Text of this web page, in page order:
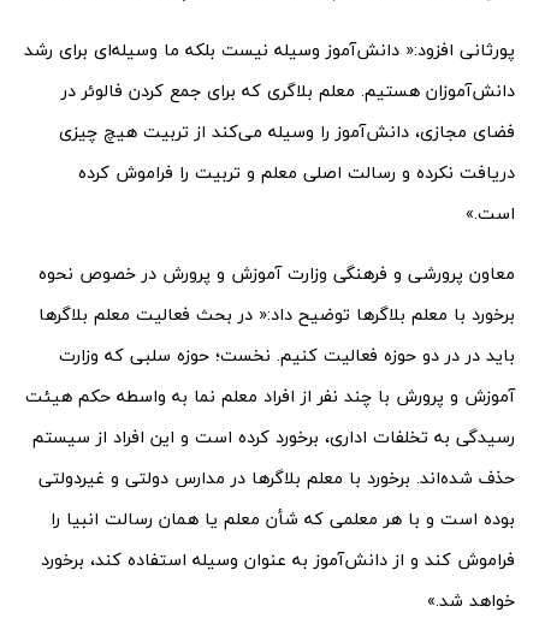
پورثانی افزود:« دانش‌آموز وسیله نیست بلکه ما وسیله‌ای برای رشد
دانش‌آموزان هستیم. معلم بلاگری که برای جمع کردن فالوئر در
فضای مجازی، دانش‌آموز را وسیله می‌کند از تربیت هیچ چیزی
دریافت نکرده و رسالت اصلی معلم و تربیت را فراموش کرده
است.»
معاون پرورشی و فرهنگی وزارت آموزش و پرورش در خصوص نحوه
برخورد با معلم بلاگرها توضیح داد:« در بحث فعالیت معلم بلاگرها
باید در در دو حوزه فعالیت کنیم. نخست؛ حوزه سلبی که وزارت
آموزش و پرورش با چند نفر از افراد معلم نما به واسطه حکم هیئت
رسیدگی به تخلفات اداری، برخورد کرده است و این افراد از سیستم
حذف شده‌اند. برخورد با معلم بلاگرها در مدارس دولتی و غیردولتی
بوده است و با هر معلمی که شأن معلم یا همان رسالت انبیا را
فراموش کند و از دانش‌آموز به عنوان وسیله استفاده کند، برخورد
خواهد شد.»